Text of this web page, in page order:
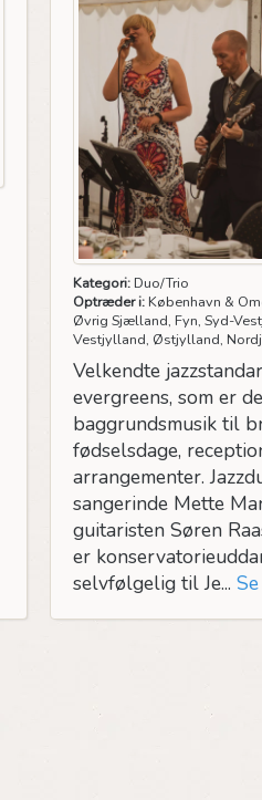
Kategori: Duo/Trio
Optræder i: København &
Øvrig Sjælland, Fyn, Syd-
Vestjylland, Østjylland,
Velkendte
evergreens, som er
baggrundsmusik til
fødselsdage,
arrangementer.
sangerinde Mette
guitaristen Søren
er
selvfølgelig til Je...